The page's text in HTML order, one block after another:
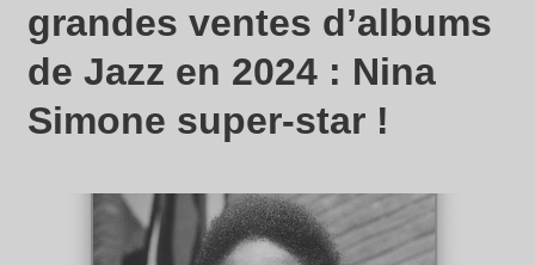
grandes ventes d’albums
de Jazz en 2024 : Nina
Simone super-star !